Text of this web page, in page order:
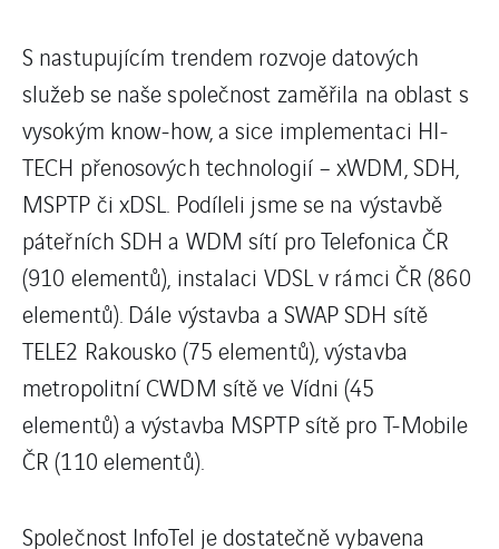
S nastupujícím trendem rozvoje datových
služeb se naše společnost zaměřila na oblast s
vysokým know-how, a sice implementaci HI-
TECH přenosových technologií – xWDM, SDH,
MSPTP či xDSL. Podíleli jsme se na výstavbě
páteřních SDH a WDM sítí pro Telefonica ČR
(910 elementů), instalaci VDSL v rámci ČR (860
elementů). Dále výstavba a SWAP SDH sítě
TELE2 Rakousko (75 elementů), výstavba
metropolitní CWDM sítě ve Vídni (45
elementů) a výstavba MSPTP sítě pro T-Mobile
ČR (110 elementů).
Společnost InfoTel je dostatečně vybavena